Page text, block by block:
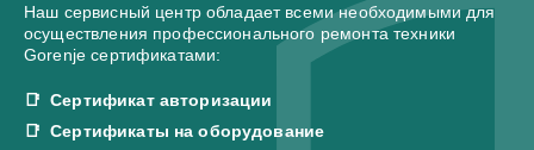
Наш сервисный центр обладает всеми необходимыми для
осуществления профессионального ремонта техники
Gorenje сертификатами:
Сертификат авторизации
Сертификаты на оборудование